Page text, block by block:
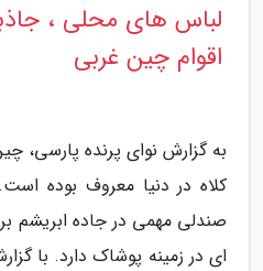
لباس های محلی ،
اقوام چین غربی
به گزارش نوای پرنده پارسی،
کلاه در دنیا معروف بوده
صندلی مهمی در جاده ابریشم
ای در زمینه پوشاک دارد. با